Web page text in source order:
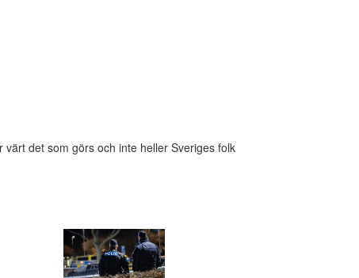
det som görs och inte heller Sveriges folk